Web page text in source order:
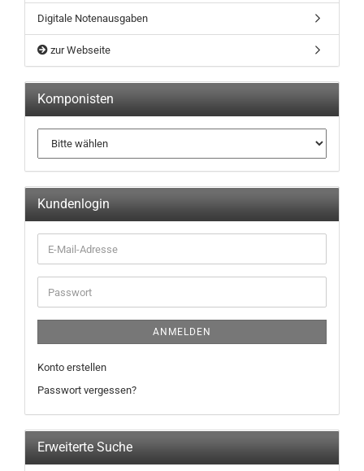
Digitale Notenausgaben
zur Webseite
Komponisten
Kundenlogin
ANMELDEN
Konto erstellen
Passwort vergessen?
Erweiterte Suche